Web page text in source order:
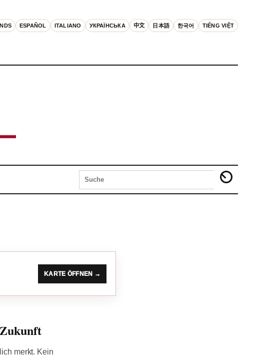
ESPAÑOL ITALIANO УКРАЇНСЬКА 中文 日本語 한국어 TIẾNG VIỆT
KARTE ÖFFNEN →
merkt. Kein